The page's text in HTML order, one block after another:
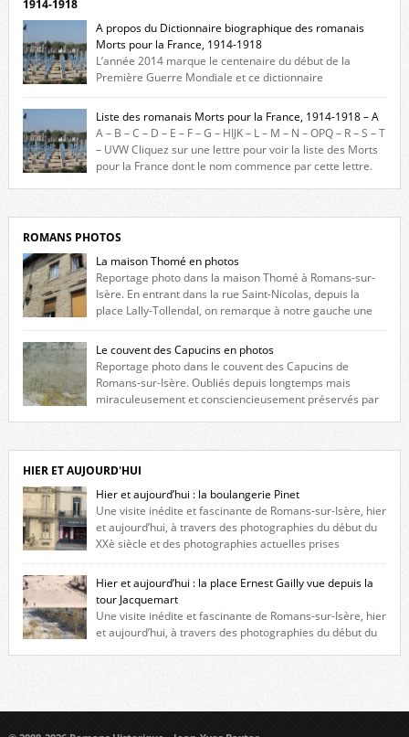
1914-1918
A propos du Dictionnaire biographique des romanais
Morts pour la France, 1914-1918
L’année 2014 marque le centenaire du début de la
Première Guerre Mondiale et ce dictionnaire
biographique veut rendre hommage aux romanais Morts pour la
France durant ce conflit. La base de cette recherche historique est
constituée des noms gravés sur les plaques commémoratives de
l’Hôtel de Ville, du lycée du Dauphiné et du lycée Triboulet, […]
Liste des romanais Morts pour la France, 1914-1918 – A
A – B – C – D – E – F – G – HIJK – L – M – N – OPQ – R – S – T
– UVW Cliquez sur une lettre pour voir la liste des Morts
pour la France dont le nom commence par cette lettre.
ROMANS PHOTOS
La maison Thomé en photos
Reportage photo dans la maison Thomé à Romans-sur-
Isère. En entrant dans la rue Saint-Nicolas, depuis la
place Lally-Tollendal, on remarque à notre gauche une
maison construite au XVIè siècle. Les deux façades sont ornées de
fenêtres jumelles à meneaux. Entre ces deux étages, on peut voir une
niche qui contient une statue de la Vierge. […]
Le couvent des Capucins en photos
Reportage photo dans le couvent des Capucins de
Romans-sur-Isère. Oubliés depuis longtemps mais
miraculeusement et consciencieusement préservés par
l’histoire de la redécouverte de vestiges du couvent des Capucins ! Petit
retour sur l’histoire […]
HIER ET AUJOURD'HUI
Hier et aujourd’hui : la boulangerie Pinet
Une visite inédite et fascinante de Romans-sur-Isère, hier
et aujourd’hui, à travers des photographies du début du
XXè siècle et des photographies actuelles prises
exactement dans le même cadre ! A l’angle de la place Jean Jaurès et de
l’avenue Victor Hugo (à côté d’Intermarché), à Romans. La boulangerie
Jules Pinet est inscrite dans le […]
Hier et aujourd’hui : la place Ernest Gailly vue depuis la
tour Jacquemart
Une visite inédite et fascinante de Romans-sur-Isère, hier
et aujourd’hui, à travers des photographies du début du